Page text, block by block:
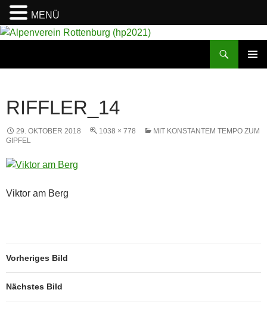
RIFFLER_14
29. OKTOBER 2018 1038 × 778
MIT KONSTANTEM TEMPO ZUM
GIPFEL
Viktor am Berg
Vorheriges Bild
Nächstes Bild
MENÜ